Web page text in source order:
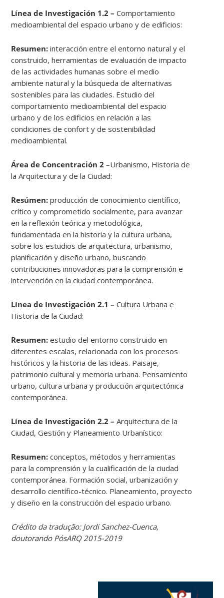
Línea de Investigación 1.2 –Comportamiento
medioambiental del espacio urbano y de edificios:
Resumen:interacción entre el entorno natural y el
construido, herramientas de evaluación de impacto
de las actividades humanas sobre el medio
ambiente natural y la búsqueda de alternativas
sostenibles para las ciudades. Estudio del
comportamiento medioambiental del espacio
urbano y de los edificios en relación a las
condiciones de confort y de sostenibilidad
medioambiental.
Área de Concentración 2 –Urbanismo, Historia de
la Arquitectura y de la Ciudad:
Resúmen:producción de conocimiento científico,
crítico y comprometido socialmente, para avanzar
en la reflexión teórica y metodológica,
fundamentada en la historia y la cultura urbana,
sobre los estudios de arquitectura, urbanismo,
planificación y diseño urbano, buscando
contribuciones innovadoras para la comprensión e
intervención en la ciudad contemporánea.
Línea de Investigación 2.1 –Cultura Urbana e
Historia de la Ciudad:
Resumen:estudio del entorno construido en
diferentes escalas, relacionada con los procesos
históricos y la historia de las ideas. Paisaje,
patrimonio cultural y memoria urbana. Pensamiento
urbano, cultura urbana y producción arquitectónica
contemporánea.
Línea de Investigación 2.2 –Arquitectura de la
Ciudad, Gestión y Planeamiento Urbanístico:
Resumen:conceptos, métodos y herramientas
para la comprensión y la cualificación de la ciudad
contemporánea. Formación social, urbanización y
desarrollo científico-técnico. Planeamiento, proyecto
y diseño en la construcción del espacio urbano.
Crédito da tradução: Jordi Sanchez-Cuenca,
doutorando PósARQ 2015-2019